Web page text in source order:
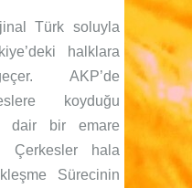
Türk soluyla
halklara
AKP’de
koyduğu
dair bir emare
Çerkesler hala
Sürecinin